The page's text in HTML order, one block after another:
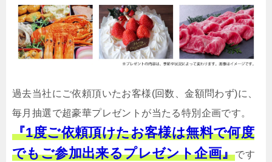
過去当社にご依頼頂いたお客様(回数、金額問わず)に、
毎月抽選で超豪華プレゼントが当たる特別企画です。
『1度ご依頼頂けたお客様は無料で何度
でもご参加出来るプレゼント企画』です